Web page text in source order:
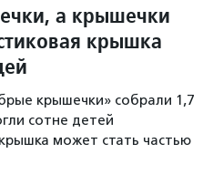
а крышечки
крышка
крышечки» собрали 1,7
сотне детей
может стать частью